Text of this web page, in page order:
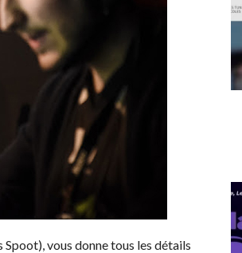
vous donne tous les détails